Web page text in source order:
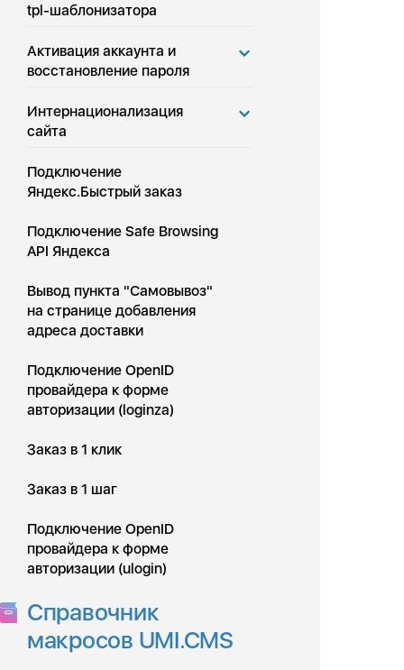
tpl-шаблонизатора
Активация аккаунта и
восстановление пароля
Интернационализация
сайта
Подключение
Яндекс.Быстрый заказ
Подключение Safe Browsing
API Яндекса
Вывод пункта "Самовывоз"
на странице добавления
адреса доставки
Подключение OpenID
провайдера к форме
авторизации (loginza)
Заказ в 1 клик
Заказ в 1 шаг
Подключение OpenID
провайдера к форме
авторизации (ulogin)
Справочник
макросов UMI.CMS